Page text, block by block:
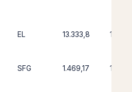
EL 13.333,8
SFG 1.469,17